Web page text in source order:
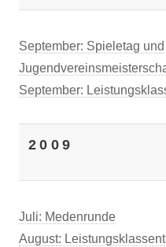
September: Spieletag und
September:
2009
Juli: Medenrunde
August: